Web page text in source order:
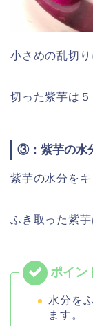
小さめの乱切り
切った紫芋は
③：紫芋の水
紫芋の水分を
ふき取った紫芋
水分を
ます。